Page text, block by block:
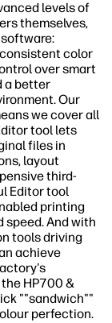
levels of
themselves,
color
over smart
a better
Our
we cover all
tool lets
files in
layout
third-
Editor tool
printing
And with
tools driving
achieve
HP700 &
""sandwich""
perfection.